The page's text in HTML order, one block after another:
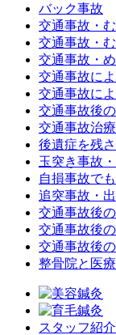
バック事故
交通事故・
交通事故・
交通事故・
交通事故に
交通事故に
交通事故後
交通事故治
後遺症を残
玉突き事故
自損事故で
追突事故・
交通事故後
交通事故後
交通事故後
整骨院と医
スタッフ紹介